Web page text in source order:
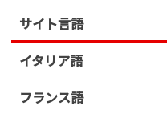
サイト言語
イタリア語
フランス語